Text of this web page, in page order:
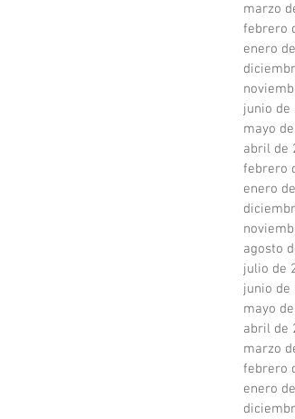
marzo
febrero
enero
junio de
mayo
abril de
febrero
enero
agosto
julio de
junio de
mayo
abril de
marzo
febrero
enero